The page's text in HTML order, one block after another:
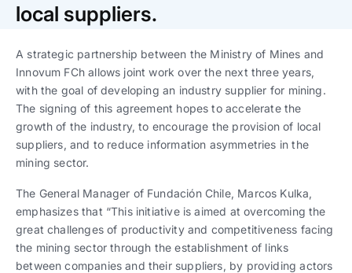
Trabaja con nosotros
Ver todo
Ver todas
Español English
Ver todas
Español English
progresivos de gestión
Ver todos
Español |English
Español |English
local suppliers.
A strategic partnership between the Ministry of Mines and
Innovum FCh allows joint work over the next three years,
with the goal of developing an industry supplier for mining.
The signing of this agreement hopes to accelerate the
growth of the industry, to encourage the provision of local
suppliers, and to reduce information asymmetries in the
mining sector.
The General Manager of Fundación Chile, Marcos Kulka,
emphasizes that “This initiative is aimed at overcoming the
great challenges of productivity and competitiveness facing
the mining sector through the establishment of links
between companies and their suppliers, by providing actors